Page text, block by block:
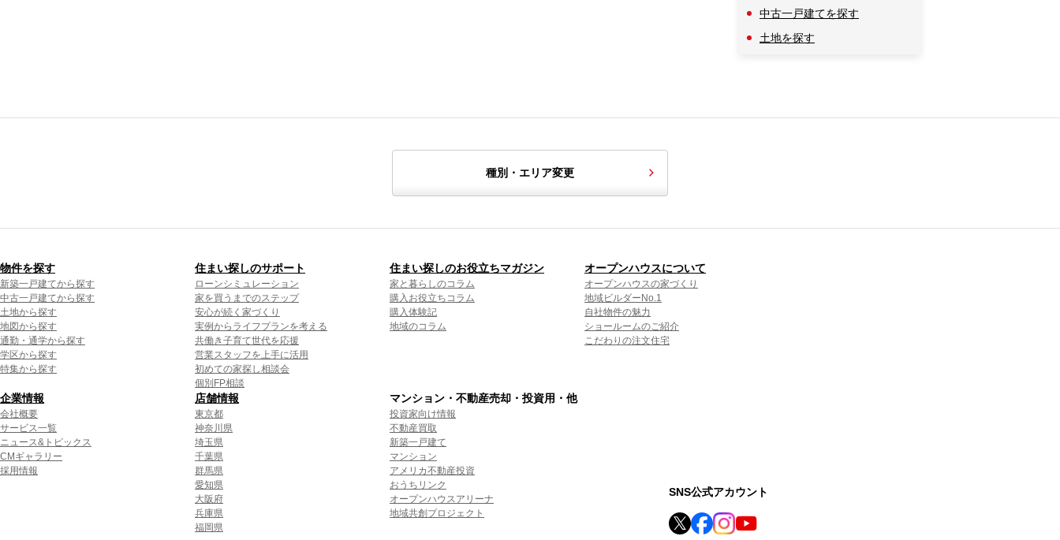
中古一戸建てを探す
土地を探す
種別・エリア変更
物件を探す
新築一戸建てから探す
中古一戸建てから探す
土地から探す
地図から探す
通勤・通学から探す
学区から探す
特集から探す
住まい探しのサポート
ローンシミュレーション
家を買うまでのステップ
安心が続く家づくり
実例からライフプランを考える
共働き子育て世代を応援
営業スタッフを上手に活用
初めての家探し相談会
個別FP相談
住まい探しのお役立ちマガジン
家と暮らしのコラム
購入お役立ちコラム
購入体験記
地域のコラム
オープンハウスについて
オープンハウスの家づくり
地域ビルダーNo.1
自社物件の魅力
ショールームのご紹介
こだわりの注文住宅
企業情報
会社概要
サービス一覧
ニュース&トピックス
CMギャラリー
採用情報
店舗情報
東京都
神奈川県
埼玉県
千葉県
群馬県
愛知県
大阪府
兵庫県
福岡県
マンション・不動産売却・投資用・他
投資家向け情報
不動産買取
新築一戸建て
マンション
アメリカ不動産投資
おうちリンク
オープンハウスアリーナ
地域共創プロジェクト
SNS公式アカウント